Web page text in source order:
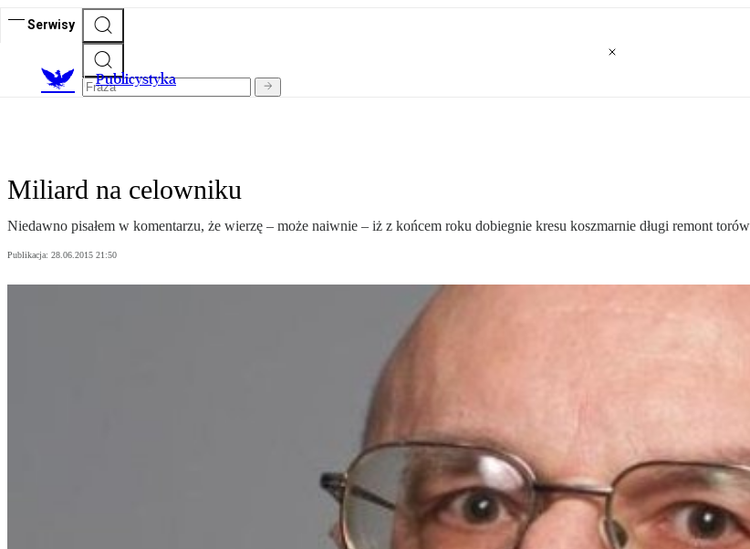
Serwisy
Publicystyka
Miliard na celowniku
Niedawno pisałem w komentarzu, że wierzę – może naiwnie – iż z końcem roku dobiegnie kresu koszmarnie długi remont
Publikacja: 28.06.2015 21:50